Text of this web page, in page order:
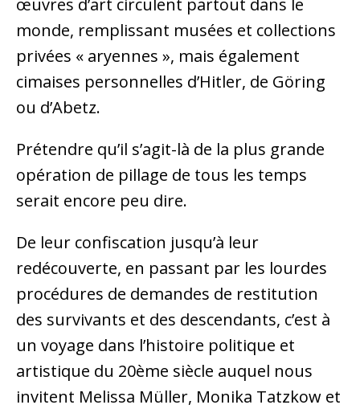
œuvres d’art circulent partout dans le
monde, remplissant musées et collections
privées « aryennes », mais également
cimaises personnelles d’Hitler, de Göring
ou d’Abetz.
Prétendre qu’il s’agit-là de la plus grande
opération de pillage de tous les temps
serait encore peu dire.
De leur confiscation jusqu’à leur
redécouverte, en passant par les lourdes
procédures de demandes de restitution
des survivants et des descendants, c’est à
un voyage dans l’histoire politique et
artistique du 20ème siècle auquel nous
invitent Melissa Müller, Monika Tatzkow et